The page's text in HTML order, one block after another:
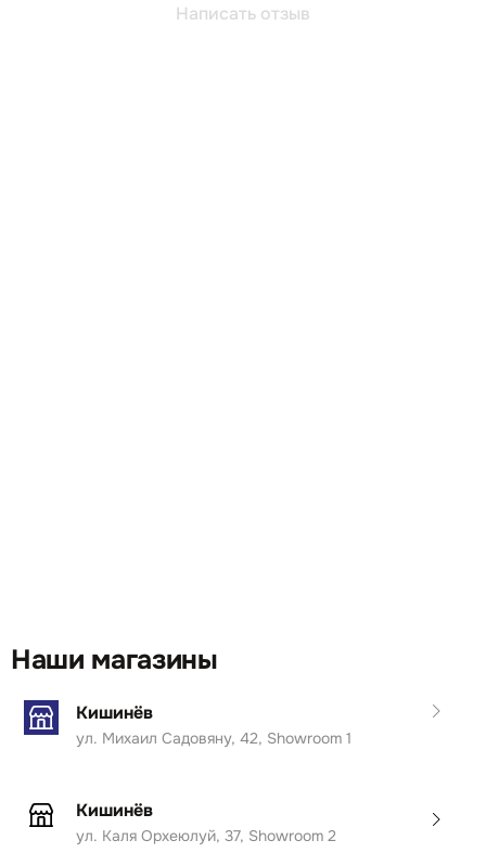
Написать отзыв
Наши магазины
Кишинёв
ул. Михаил Садовяну, 42, Showroom 1
Кишинёв
ул. Каля Орхеюлуй, 37, Showroom 2